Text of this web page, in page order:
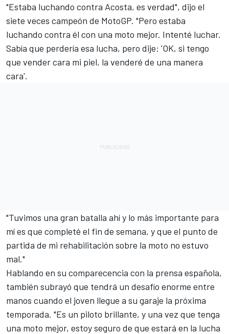
"Estaba luchando contra Acosta, es verdad", dijo el
siete veces campeón de MotoGP. "Pero estaba
luchando contra él con una moto mejor. Intenté luchar.
Sabía que perdería esa lucha, pero dije: 'OK, si tengo
que vender cara mi piel, la venderé de una manera
cara'.
"Tuvimos una gran batalla ahí y lo más importante para
mí es que completé el fin de semana, y que el punto de
partida de mi rehabilitación sobre la moto no estuvo
mal."
Hablando en su comparecencia con la prensa española,
también subrayó que tendrá un desafío enorme entre
manos cuando el joven llegue a su garaje la próxima
temporada. "Es un piloto brillante, y una vez que tenga
una moto mejor, estoy seguro de que estará en la lucha